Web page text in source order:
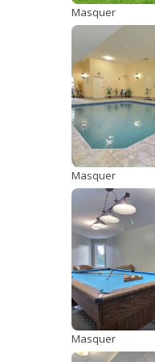
Masquer
Masquer
Masquer